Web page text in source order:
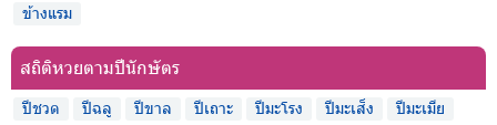
ข้างแรม
สถิติหวยตามปีนักษัตร
ปีชวด ปีฉลู ปีขาล ปีเถาะ ปีมะโรง ปีมะเส็ง
ปีมะเมีย